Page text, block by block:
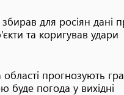
збирав для росіян дані
та коригував удари
області прогнозують
буде погода у вихідні